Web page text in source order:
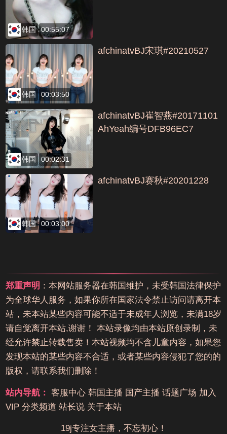
韩国 00:55:07
韩国 00:03:50
afchinatvBJ宋琪#20210527
韩国 00:02:31
afchinatvBJ崔智燕#20171101
AhYeah编号DFB96EC7
韩国 00:03:00
afchinatvBJ赛秋#20201228
郑重声明 ：本网站服务器在韩国维护，未受韩国法律保护
为全球华人服务，如果你所在国家法令禁止访问请离开本
站，未本站某些内容可能不适于未成年人浏览，未满18岁
请自觉离开本站,谢谢！ 本站录像均由本站原创录制，未
经允许禁止转载售卖！本站视频均不含儿童内容，如果您
发现本站的某些内容不合适，或者某些内容侵犯了您的的
版权，请联系我们删除！
站内导航： 客服中心 韩国主播 国产主播 话题广场 加入
VIP 分类频道 站长说 关于本站
19j专注女主播，不忘初心！